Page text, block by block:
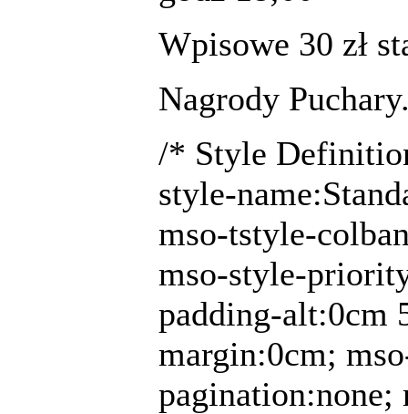
Wpisowe 30 zł
Nagrody
/* Style
style-
mso-tstyle-
mso-style-
padding-alt:0cm
margin:0cm;
pagination:none;